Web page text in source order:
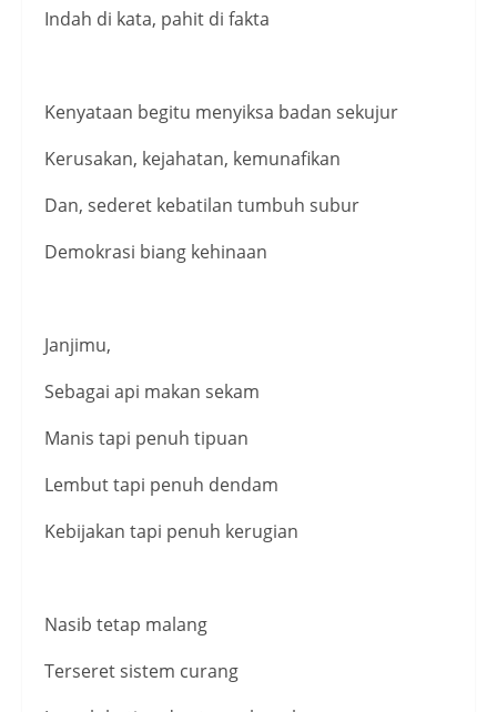
Indah di kata, pahit di fakta
Kenyataan begitu menyiksa badan sekujur
Kerusakan, kejahatan, kemunafikan
Dan, sederet kebatilan tumbuh subur
Demokrasi biang kehinaan
Janjimu,
Sebagai api makan sekam
Manis tapi penuh tipuan
Lembut tapi penuh dendam
Kebijakan tapi penuh kerugian
Nasib tetap malang
Terseret sistem curang